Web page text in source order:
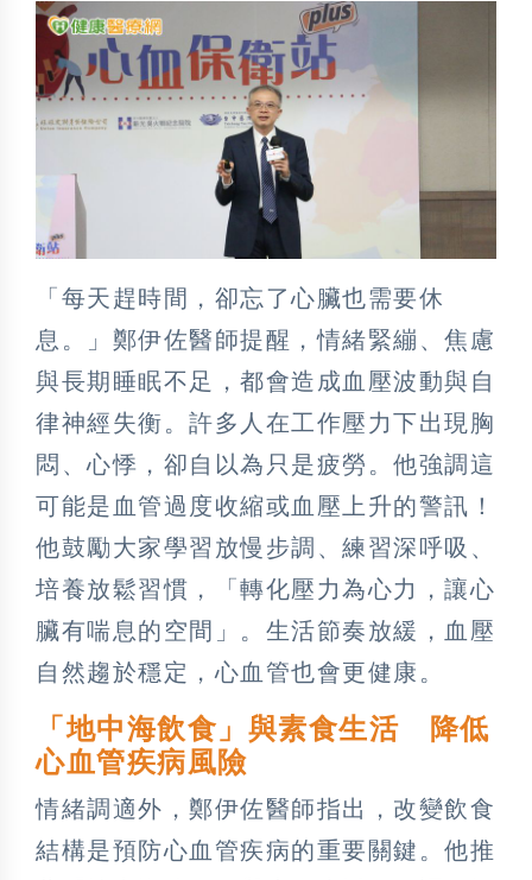
「每天趕時間，卻忘了心臟也需要休
息。」鄭伊佐醫師提醒，情緒緊繃、焦慮
與長期睡眠不足，都會造成血壓波動與自
律神經失衡。許多人在工作壓力下出現胸
悶、心悸，卻自以為只是疲勞。他強調這
可能是血管過度收縮或血壓上升的警訊！
他鼓勵大家學習放慢步調、練習深呼吸、
培養放鬆習慣，「轉化壓力為心力，讓心
臟有喘息的空間」。生活節奏放緩，血壓
自然趨於穩定，心血管也會更健康。
「地中海飲食」與素食生活 降低
心血管疾病風險
情緒調適外，鄭伊佐醫師指出，改變飲食
結構是預防心血管疾病的重要關鍵。他推